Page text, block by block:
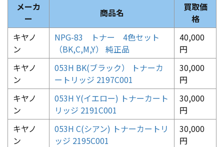
メーカ
ー
商品名
買取価
格
キヤノ
ン
NPG-83 トナー 4色セット
（BK,C,M,Y） 純正品
40,000
円
キヤノ
ン
053H BK(ブラック） トナーカ
ートリッジ 2197C001
30,000
円
キヤノ
ン
053H Y(イエロー) トナーカート
リッジ 2191C001
30,000
円
キヤノ
ン
053H C(シアン) トナーカートリ
ッジ 2195C001
30,000
円